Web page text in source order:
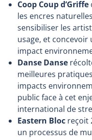
Coop Coup d’Griffe
les encres
sensibiliser les
usage, et
impact
Danse Danse
meilleures
impacts
public face à cet
international de
Eastern Bloc reçoit
un processus de